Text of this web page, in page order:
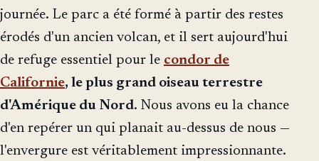
journée. Le parc a été formé à partir des restes
érodés d'un ancien volcan, et il sert aujourd'hui
de refuge essentiel pour le condor de
Californie, le plus grand oiseau terrestre
d'Amérique du Nord. Nous avons eu la chance
d'en repérer un qui planait au-dessus de nous —
l'envergure est véritablement impressionnante.